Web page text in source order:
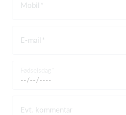
Mobil
E-mail
Evt. kommentar